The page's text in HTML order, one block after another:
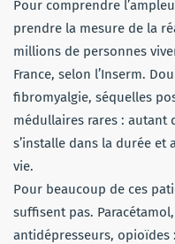
Pour comprendre
prendre la mesure de la
millions de personnes
France, selon l’Inserm.
fibromyalgie, séquelles
médullaires rares :
s’installe dans la durée
vie.
Pour beaucoup de ces
suffisent pas.
antidépresseurs, opioïdes